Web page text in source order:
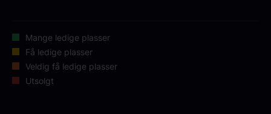
Mange ledige plasser
Få ledige plasser
Veldig få ledige plasser
Utsolgt